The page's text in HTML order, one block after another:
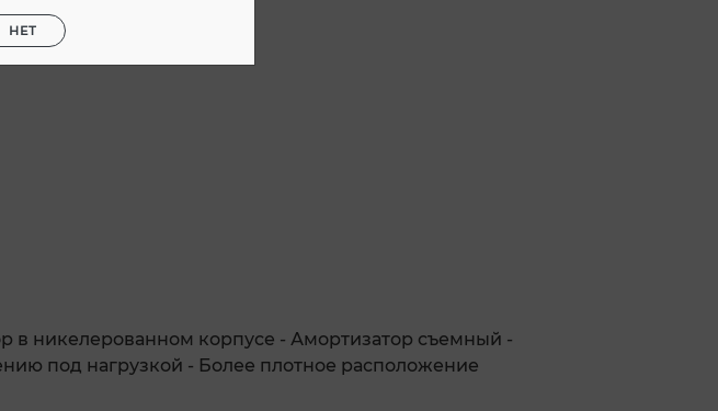
в никелерованном корпусе - Амортизатор съемный -
под нагрузкой - Более плотное расположение
НЕТ